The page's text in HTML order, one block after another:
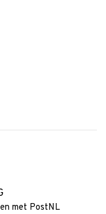
met PostNL